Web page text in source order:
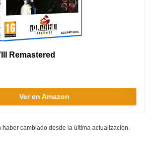
Remastered
Ver en Amazon
cambiado desde la última actualización.